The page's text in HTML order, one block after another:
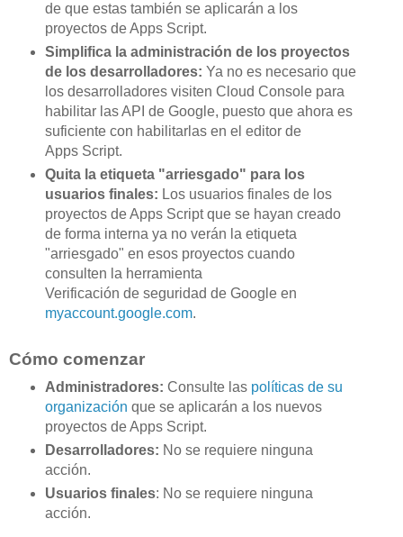
de que estas también se aplicarán a los
proyectos de Apps Script.
Simplifica la administración de los proyectos
de los desarrolladores: Ya no es necesario que
los desarrolladores visiten Cloud Console para
habilitar las API de Google, puesto que ahora es
suficiente con habilitarlas en el editor de
Apps Script.
Quita la etiqueta "arriesgado" para los
usuarios finales: Los usuarios finales de los
proyectos de Apps Script que se hayan creado
de forma interna ya no verán la etiqueta
"arriesgado" en esos proyectos cuando
consulten la herramienta
Verificación de seguridad de Google en
myaccount.google.com.
Cómo comenzar
Administradores: Consulte las políticas de su
organización que se aplicarán a los nuevos
proyectos de Apps Script.
Desarrolladores: No se requiere ninguna
acción.
Usuarios finales: No se requiere ninguna
acción.